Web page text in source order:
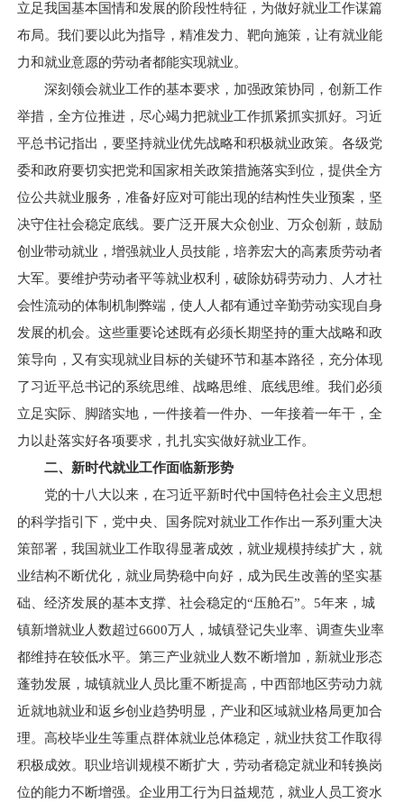
立足我国基本国情和发展的阶段性特征，为做好就业工作谋篇
布局。我们要以此为指导，精准发力、靶向施策，让有就业能
力和就业意愿的劳动者都能实现就业。
深刻领会就业工作的基本要求，加强政策协同，创新工作
举措，全方位推进，尽心竭力把就业工作抓紧抓实抓好。习近
平总书记指出，要坚持就业优先战略和积极就业政策。各级党
委和政府要切实把党和国家相关政策措施落实到位，提供全方
位公共就业服务，准备好应对可能出现的结构性失业预案，坚
决守住社会稳定底线。要广泛开展大众创业、万众创新，鼓励
创业带动就业，增强就业人员技能，培养宏大的高素质劳动者
大军。要维护劳动者平等就业权利，破除妨碍劳动力、人才社
会性流动的体制机制弊端，使人人都有通过辛勤劳动实现自身
发展的机会。这些重要论述既有必须长期坚持的重大战略和政
策导向，又有实现就业目标的关键环节和基本路径，充分体现
了习近平总书记的系统思维、战略思维、底线思维。我们必须
立足实际、脚踏实地，一件接着一件办、一年接着一年干，全
力以赴落实好各项要求，扎扎实实做好就业工作。
二、新时代就业工作面临新形势
党的十八大以来，在习近平新时代中国特色社会主义思想
的科学指引下，党中央、国务院对就业工作作出一系列重大决
策部署，我国就业工作取得显著成效，就业规模持续扩大，就
业结构不断优化，就业局势稳中向好，成为民生改善的坚实基
础、经济发展的基本支撑、社会稳定的“压舱石”。5年来，城
镇新增就业人数超过6600万人，城镇登记失业率、调查失业率
都维持在较低水平。第三产业就业人数不断增加，新就业形态
蓬勃发展，城镇就业人员比重不断提高，中西部地区劳动力就
近就地就业和返乡创业趋势明显，产业和区域就业格局更加合
理。高校毕业生等重点群体就业总体稳定，就业扶贫工作取得
积极成效。职业培训规模不断扩大，劳动者稳定就业和转换岗
位的能力不断增强。企业用工行为日益规范，就业人员工资水